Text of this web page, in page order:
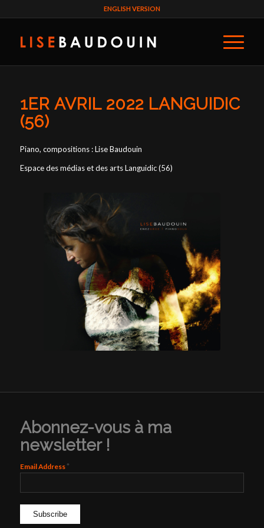
ENGLISH VERSION
1ER AVRIL 2022 LANGUIDIC
(56)
Piano, compositions : Lise Baudouin
Espace des médias et des arts Languidic (56)
Abonnez-vous à ma
newsletter !
Email Address *